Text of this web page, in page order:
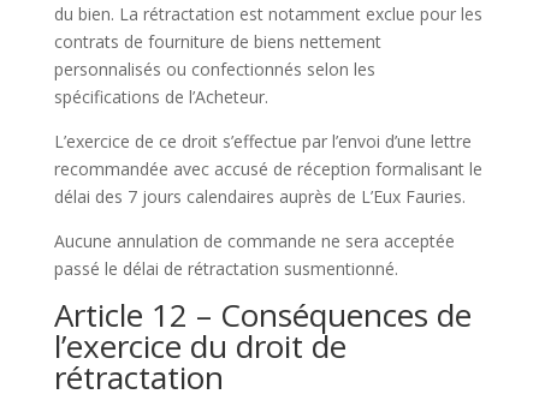
du bien. La rétractation est notamment exclue pour les
contrats de fourniture de biens nettement
personnalisés ou confectionnés selon les
spécifications de l’Acheteur.
L’exercice de ce droit s’effectue par l’envoi d’une lettre
recommandée avec accusé de réception formalisant le
délai des 7 jours calendaires auprès de L’Eux Fauries.
Aucune annulation de commande ne sera acceptée
passé le délai de rétractation susmentionné.
Article 12 – Conséquences de
l’exercice du droit de
rétractation